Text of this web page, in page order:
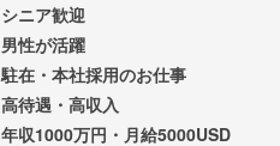
シニア歓迎
男性が活躍
駐在・本社採用のお仕事
高待遇・高収入
年収1000万円・月給5000USD